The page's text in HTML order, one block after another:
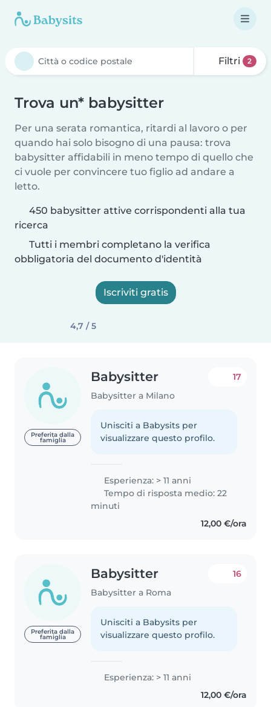
Filtri 2
Trova un* babysitter
Per una serata romantica, ritardi al lavoro o per
quando hai solo bisogno di una pausa: trova
babysitter affidabili in meno tempo di quello che
ci vuole per convincere tuo figlio ad andare a
letto.
450 babysitter attive corrispondenti alla tua
ricerca
Tutti i membri completano la verifica
obbligatoria del documento d'identità
Iscriviti gratis
4,7 / 5
Preferita dalla
famiglia
Babysitter
Babysitter a Milano
17
Unisciti a Babysits per
visualizzare questo profilo.
Esperienza: > 11 anni
Tempo di risposta medio: 22
minuti
12,00 €/ora
Preferita dalla
famiglia
Babysitter
Babysitter a Roma
16
Unisciti a Babysits per
visualizzare questo profilo.
Esperienza: > 11 anni
12,00 €/ora